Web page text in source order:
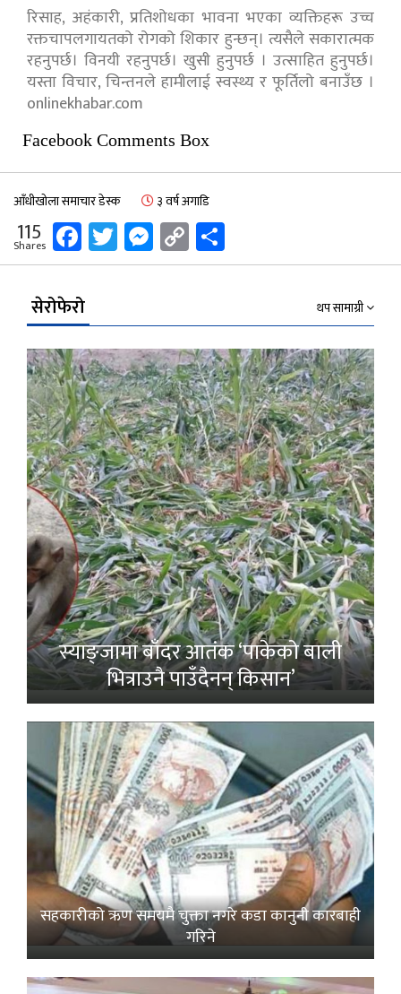
रिसाह, अहंकारी, प्रतिशोधका भावना भएका व्यक्तिहरू उच्च
रक्तचापलगायतको रोगको शिकार हुन्छन्। त्यसैले सकारात्मक
रहनुपर्छ। विनयी रहनुपर्छ। खुसी हुनुपर्छ । उत्साहित हुनुपर्छ।
यस्ता विचार, चिन्तनले हामीलाई स्वस्थ्य र फूर्तिलो बनाउँछ ।
onlinekhabar.com
Facebook Comments Box
आँधीखोला समाचार डेस्क ३ वर्ष अगाडि
115
Shares Facebook
Twitter
Messenger
Copy
Link
सेरोफेरो थप सामाग्री
स्याङ्जामा बाँदर आतंक ‘पाकेको बाली
भित्राउनै पाउँदैनन् किसान’
सहकारीको ऋण समयमै चुक्ता नगरे कडा कानुनी कारबाही
गरिने